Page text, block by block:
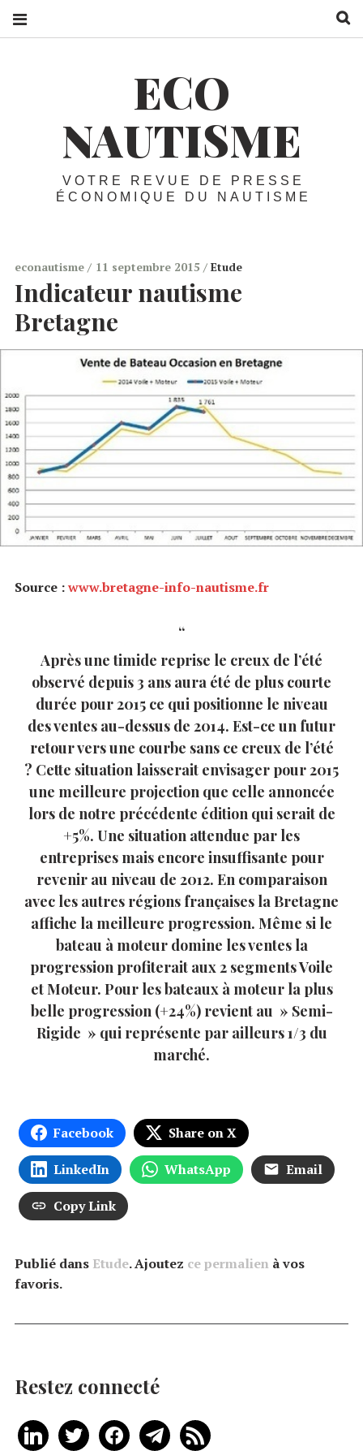
ECO
NAUTISME
VOTRE REVUE DE PRESSE
ÉCONOMIQUE DU NAUTISME
econautisme 11 septembre 2015 Etude
Indicateur nautisme
Bretagne
Source :www.bretagne-info-nautisme.fr
Après une timide reprise le creux de l’été
observé depuis 3 ans aura été de plus courte
durée pour 2015 ce qui positionne le niveau
des ventes au-dessus de 2014. Est-ce un futur
retour vers une courbe sans ce creux de l’été
? Cette situation laisserait envisager pour 2015
une meilleure projection que celle annoncée
lors de notre précédente édition qui serait de
+5%. Une situation attendue par les
entreprises mais encore insuffisante pour
revenir au niveau de 2012. En comparaison
avec les autres régions françaises la Bretagne
affiche la meilleure progression. Même si le
bateau à moteur domine les ventes la
progression profiterait aux 2 segments Voile
et Moteur. Pour les bateaux à moteur la plus
belle progression (+24%) revient au » Semi-
Rigide » qui représente par ailleurs 1/3 du
marché.
Facebook Share on X
LinkedIn WhatsApp Email
Copy Link
Publié dans Etude. Ajoutez ce permalien à vos
favoris.
Restez connecté